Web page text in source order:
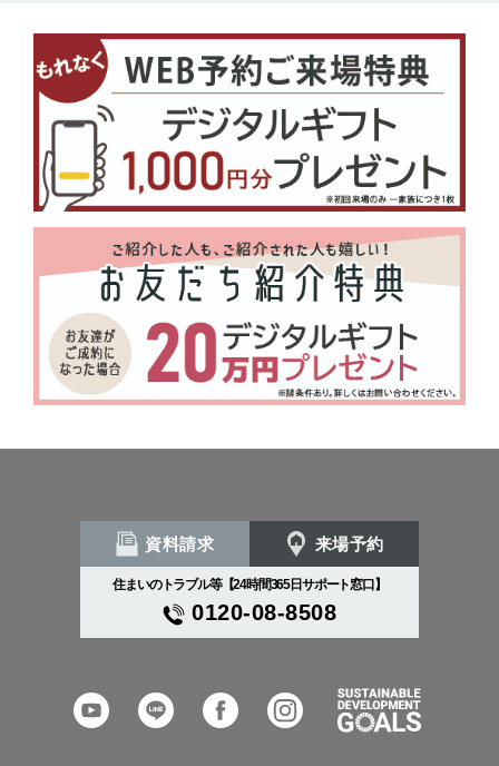
資料請求 来場予約
住まいのトラブル等【24時間365日サポート窓口】
0120-08-8508